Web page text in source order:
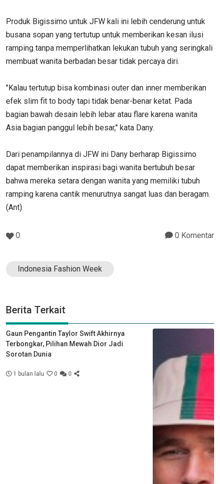
Produk Bigissimo untuk JFW kali ini lebih cenderung untuk
busana sopan yang tertutup untuk memberikan kesan ilusi
ramping tanpa memperlihatkan lekukan tubuh yang seringkali
membuat wanita berbadan besar tidak percaya diri.
"Kalau tertutup bisa kombinasi outer dan inner memberikan
efek slim fit to body tapi tidak benar-benar ketat. Pada
bagian bawah desain lebih lebar atau flare karena wanita
Asia bagian panggul lebih besar," kata Dany.
Dari penampilannya di JFW ini Dany berharap Bigissimo
dapat memberikan inspirasi bagi wanita bertubuh besar
bahwa mereka setara dengan wanita yang memiliki tubuh
ramping karena cantik menurutnya sangat luas dan beragam.
(Ant)
0 0 Komentar
Indonesia Fashion Week
Berita Terkait
Gaun Pengantin Taylor Swift Akhirnya
Terbongkar, Pilihan Mewah Dior Jadi
Sorotan Dunia
1 bulan lalu 0 0